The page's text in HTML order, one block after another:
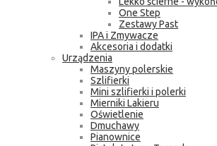
One Step
Zestawy Past
IPA i Zmywacze
Akcesoria i dodatki
Urządzenia
Maszyny polerskie
Szlifierki
Mini szlifierki i polerki
Mierniki Lakieru
Oświetlenie
Dmuchawy
Pianownice